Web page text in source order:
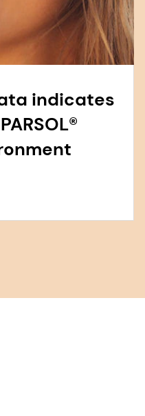
indicates